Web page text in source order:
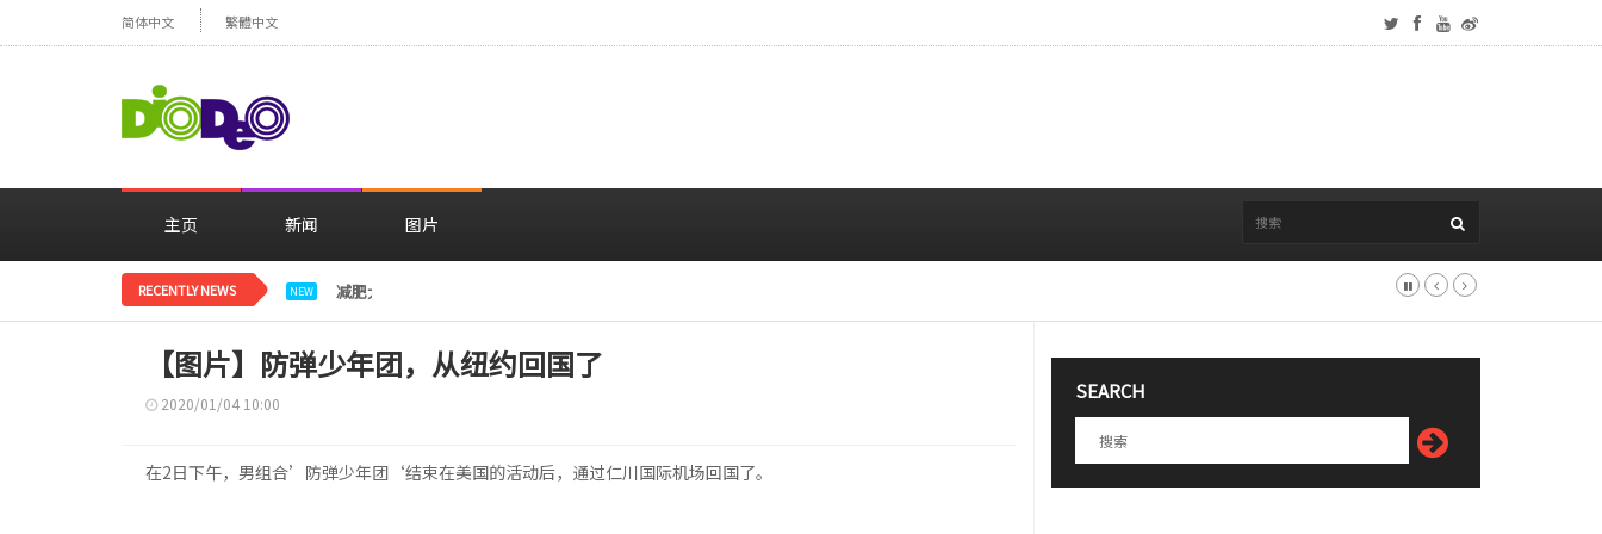
简体中文 繁體中文
主页 新闻 图片
RECENTLY NEWS NEW 减肥大获成功的郑妍，在TWICE成员中最瘦。
【图片】防弹少年团，从纽约回国了
2020/01/04 10:00
在2日下午，男组合’防弹少年团‘结束在美国的活动后，通过仁川国际机场回国了。
SEARCH